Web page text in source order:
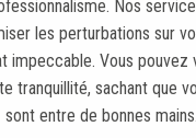
Nos
les perturbations sur
impeccable. Vous
tranquillité, sachant que
sont entre de bonnes mains.